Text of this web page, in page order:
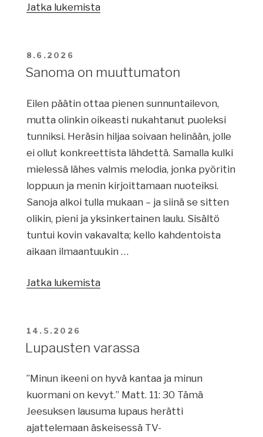
Jatka lukemista”Yhteensattumiako?”
JULKAISTU
8.6.2026
Sanoma on muuttumaton
Eilen päätin ottaa pienen sunnuntailevon,
mutta olinkin oikeasti nukahtanut puoleksi
tunniksi. Heräsin hiljaa soivaan helinään, jolle
ei ollut konkreettista lähdettä. Samalla kulki
mielessä lähes valmis melodia, jonka pyöritin
loppuun ja menin kirjoittamaan nuoteiksi.
Sanoja alkoi tulla mukaan – ja siinä se sitten
olikin, pieni ja yksinkertainen laulu. Sisältö
tuntui kovin vakavalta; kello kahdentoista
aikaan ilmaantuukin …
Jatka lukemista”Sanoma
JULKAISTU
14.5.2026
Lupausten varassa
”Minun ikeeni on hyvä kantaa ja minun
kuormani on kevyt.” Matt. 11: 30 Tämä
Jeesuksen lausuma lupaus herätti
ajattelemaan äskeisessä TV-